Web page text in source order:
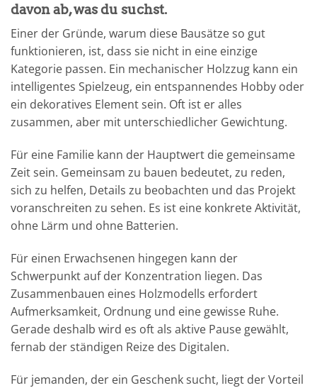
davon ab, was du suchst.
Einer der Gründe, warum diese Bausätze so gut
funktionieren, ist, dass sie nicht in eine einzige
Kategorie passen. Ein mechanischer Holzzug kann ein
intelligentes Spielzeug, ein entspannendes Hobby oder
ein dekoratives Element sein. Oft ist er alles
zusammen, aber mit unterschiedlicher Gewichtung.
Für eine Familie kann der Hauptwert die gemeinsame
Zeit sein. Gemeinsam zu bauen bedeutet, zu reden,
sich zu helfen, Details zu beobachten und das Projekt
voranschreiten zu sehen. Es ist eine konkrete Aktivität,
ohne Lärm und ohne Batterien.
Für einen Erwachsenen hingegen kann der
Schwerpunkt auf der Konzentration liegen. Das
Zusammenbauen eines Holzmodells erfordert
Aufmerksamkeit, Ordnung und eine gewisse Ruhe.
Gerade deshalb wird es oft als aktive Pause gewählt,
fernab der ständigen Reize des Digitalen.
Für jemanden, der ein Geschenk sucht, liegt der Vorteil